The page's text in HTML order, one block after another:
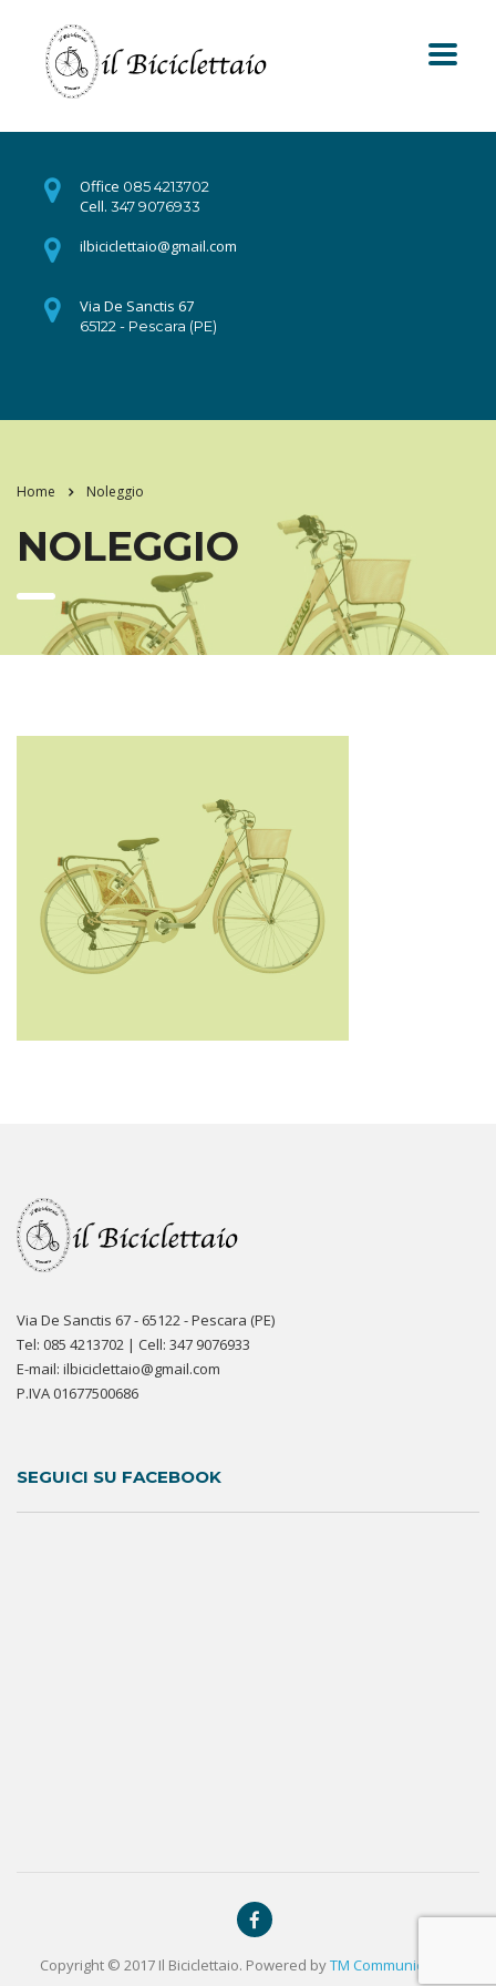
Office 085 4213702
Cell. 347 9076933
ilbiciclettaio@gmail.com
Via De Sanctis 67
65122 - Pescara (PE)
Home Noleggio
NOLEGGIO
Via De Sanctis 67 - 65122 - Pescara (PE)
Tel: 085 4213702 | Cell: 347 9076933
E-mail: ilbiciclettaio@gmail.com
P.IVA 01677500686
SEGUICI SU FACEBOOK
Copyright © 2017 Il Biciclettaio. Powered byTM Communication